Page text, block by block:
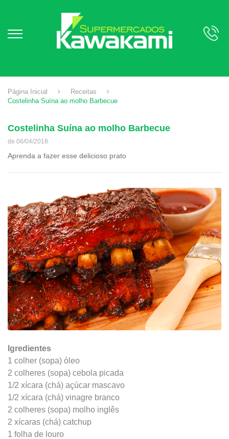
Página Inicial
Receitas
Costelinha Suína ao molho Barbecue
Costelinha Suína ao molho Barbecue
de 06/04/2018
Aprenda a fazer esse delicioso prato
Igredientes
1 colher (sopa) óleo
2 colheres (sopa) cebola picada
1/2 xícara (chá) açúcar mascavo
1/2 xícara (chá) vinagre branco
2 colheres (sopa) molho inglês
2 xícaras (chá) catchup
1 folha de louro